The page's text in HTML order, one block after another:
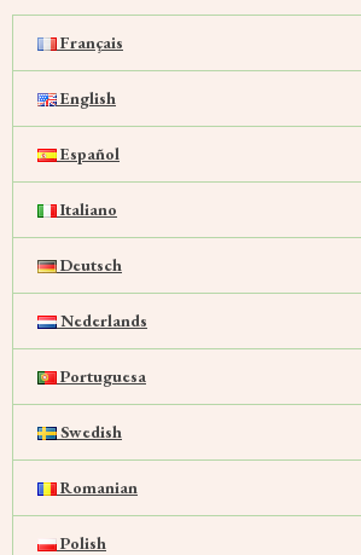
Français
English
Español
Italiano
Deutsch
Nederlands
Portuguesa
Swedish
Romanian
Polish